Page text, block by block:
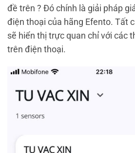
đề trên ? Đó chính là giải pháp
điện thoại của hãng Efento. Tất
sẽ hiển thị trực quan chỉ với các
trên điện thoại.